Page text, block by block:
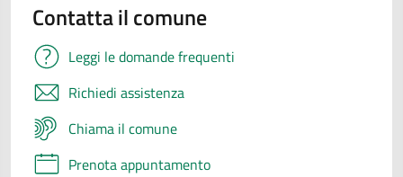
Contatta il comune
Leggi le domande frequenti
Richiedi assistenza
Chiama il comune
Prenota appuntamento